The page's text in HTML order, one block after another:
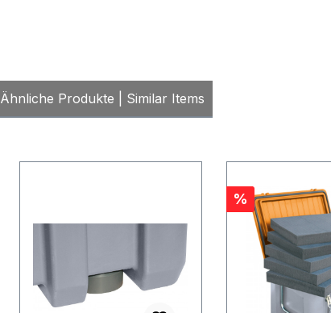
Ähnliche Produkte | Similar Items
Rabatt
%